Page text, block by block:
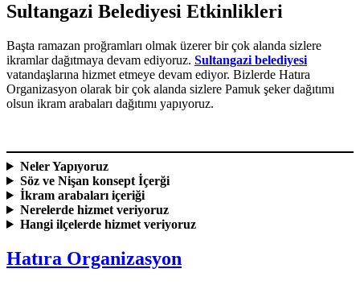
Sultangazi Belediyesi Etkinlikleri
Başta ramazan proğramları olmak üzerer bir çok alanda sizlere
ikramlar dağıtmaya devam ediyoruz. Sultangazi belediyesi
vatandaşlarına hizmet etmeye devam ediyor. Bizlerde Hatıra
Organizasyon olarak bir çok alanda sizlere Pamuk şeker dağıtımı
olsun ikram arabaları dağıtımı yapıyoruz.
Neler Yapıyoruz
Söz ve Nişan konsept İçerği
İkram arabaları içeriği
Nerelerde hizmet veriyoruz
Hangi ilçelerde hizmet veriyoruz
Hatıra Organizasyon